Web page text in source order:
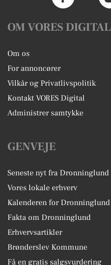
OM VORES DIGITAL
Om os
For annoncører
Vilkår og Privatlivspolitik
Kontakt VORES Digital
Administrer samtykke
GENVEJE
Seneste nyt fra Dronninglund
Vores lokale erhverv
Kalenderen for Dronninglund
Fakta om Dronninglund
Erhvervsartikler
Brønderslev Kommune
Få en gratis salgsvurdering